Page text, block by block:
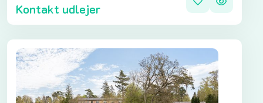
Kontakt udlejer